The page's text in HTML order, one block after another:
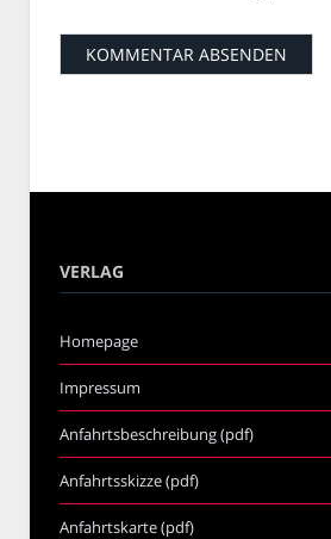
VERLAG
Homepage
Impressum
Anfahrtsbeschreibung (pdf)
Anfahrtsskizze (pdf)
Anfahrtskarte (pdf)